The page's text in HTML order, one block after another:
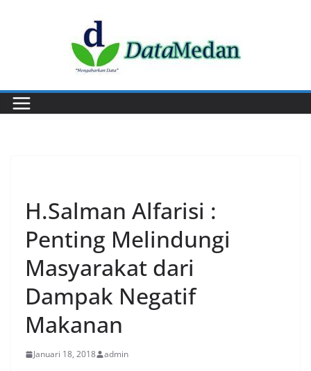
H.Salman Alfarisi :
Penting Melindungi
Masyarakat dari
Dampak Negatif
Makanan
Januari 18, 2018 admin